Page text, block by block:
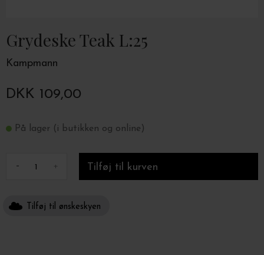
Grydeske Teak L:25
Kampmann
DKK 109,00
På lager (i butikken og online)
- +
Tilføj til ønskeskyen